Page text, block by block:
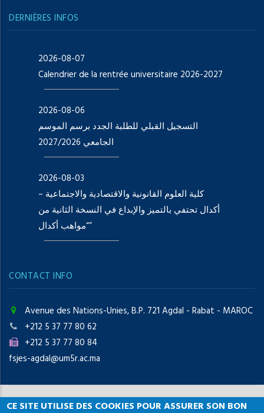
DERNIÈRES INFOS
2026-08-07
Calendrier de la rentrée universitaire 2026-2027
2026-08-06
التسجيل القبلي للطلبة الجدد برسم الموسم
الجامعي 2027/2026
2026-08-03
كلية العلوم القانونية والاقتصادية والاجتماعية –
أكدال تحتفي بالتميز والإبداع في النسخة الثانية من
“مواهب أكدال”
CONTACT INFO
Avenue des Nations-Unies, B.P. 721 Agdal - Rabat - MAROC
+212 5 37 77 80 62
+212 5 37 77 80 84
fsjes-agdal@um5r.ac.ma
CE SITE UTILISE DES COOKIES POUR ASSURER SON BON